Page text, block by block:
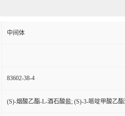
中间体
83602-38-4
(S)-烟酸乙酯-L-酒石酸盐; (S)-3-哌啶甲酸乙